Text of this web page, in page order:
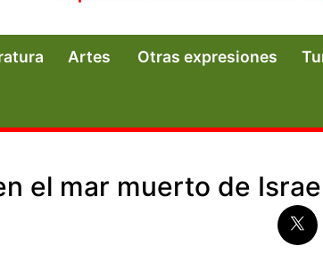
Artes Otras expresiones
el mar muerto de